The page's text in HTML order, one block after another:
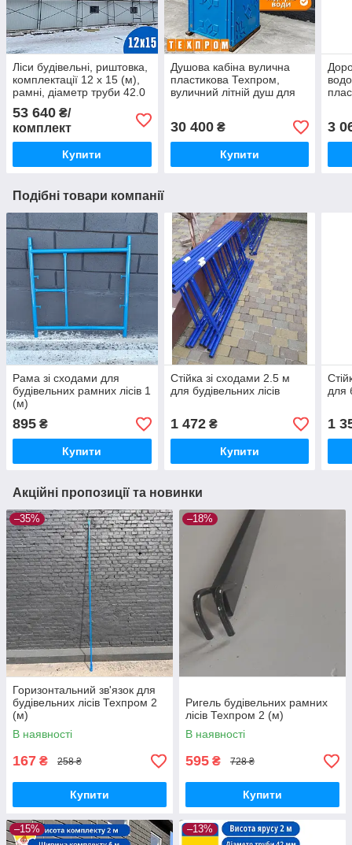
Ліси будівельні, риштовка,
комплектації 12 х 15 (м),
рамні, діаметр труби 42.0
(мм)
53 640 ₴/
комплект
Купити
Душова кабіна вулична
пластикова Техпром,
вуличний літній душ для
30 400₴
Купити
3
Подібні товари компанії
Рама зі сходами для
будівельних рамних лісів 1
(м)
895 ₴
Купити
Стійка зі сходами 2.5 м
для будівельних лісів
1 472₴
Купити
для
1
Акційні пропозиції та новинки
–35%
Горизонтальний зв'язок для
будівельних лісів Техпром 2
(м)
В наявності
167 ₴ 258 ₴
Купити
–18%
Ригель будівельних рамних
лісів Техпром 2 (м)
В наявності
595 ₴ 728 ₴
Купити
–15% –13%